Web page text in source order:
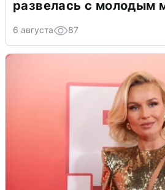
развелась с молодым
6 августа 87